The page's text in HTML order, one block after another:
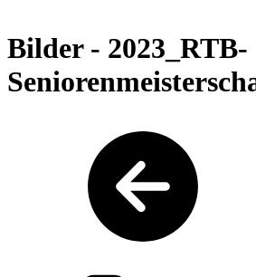
Bilder - 2023_RTB-